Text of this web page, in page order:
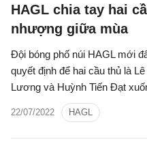
HAGL chia tay hai
nhượng giữa mùa
Đội bóng phố núi HAGL mới
quyết định để hai cầu thủ là
Lương và Huỳnh Tiến Đạt
tại giải hạng Nhất Quốc gia
Công An Nhân Dân.
22/07/2022 HAGL